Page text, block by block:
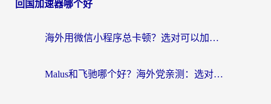
回国加速器哪个好
海外用微信小程序总卡顿？选对可以加速微信小程序的加速器就够了（含老挝可用&Mac端推荐）
Malus和飞驰哪个好？海外党亲测：选对回国加速器才能无缝刷剧玩国服